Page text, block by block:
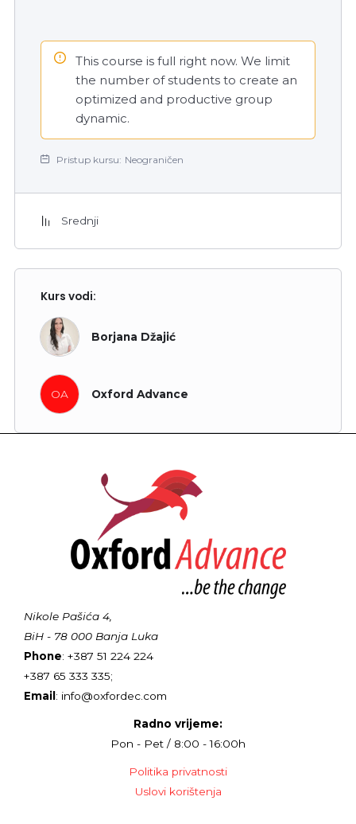
This course is full right now. We limit
the number of students to create an
optimized and productive group
dynamic.
Pristup kursu: Neograničen
Srednji
Kurs vodi:
Borjana Džajić
OA Oxford Advance
Nikole Pašića 4,
BiH - 78 000 Banja Luka
Phone: +387 51 224 224
+387 65 333 335;
Email : info@oxfordec.com
Radno vrijeme:
Pon - Pet / 8:00 - 16:00h
Politika privatnosti
Uslovi korištenja